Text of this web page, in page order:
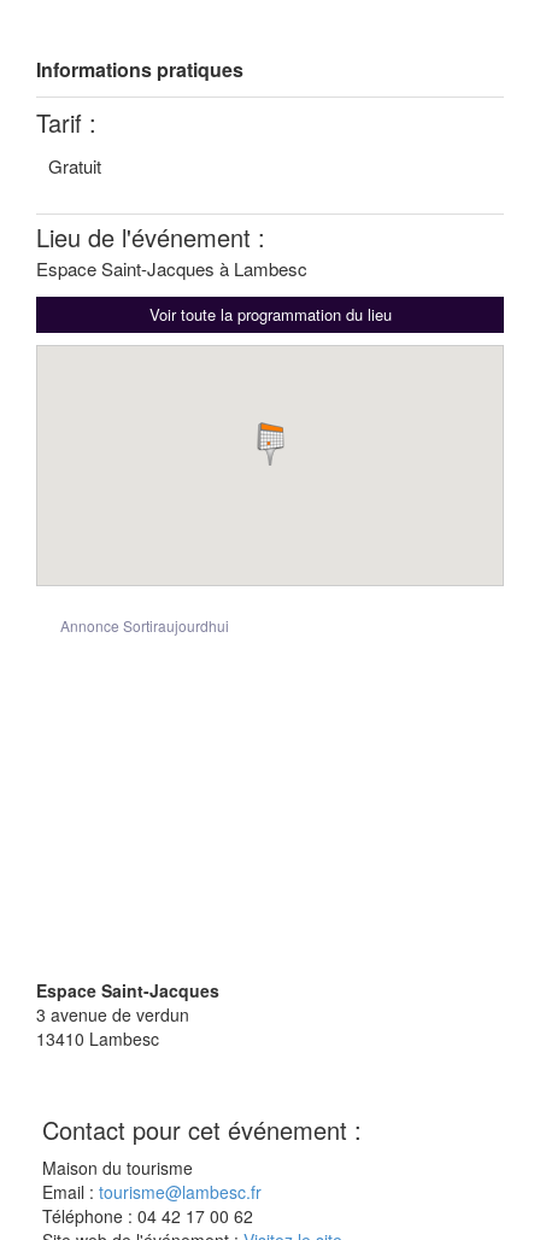
Informations pratiques
Tarif :
Gratuit
Lieu de l'événement :
Espace Saint-Jacques à Lambesc
Voir toute la programmation du lieu
Annonce Sortiraujourdhui
Espace Saint-Jacques
3 avenue de verdun
13410 Lambesc
Contact pour cet événement :
Maison du tourisme
Email : tourisme@lambesc.fr
Téléphone : 04 42 17 00 62